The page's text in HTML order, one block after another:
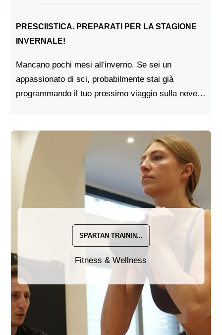
PRESCIISTICA. PREPARATI PER LA STAGIONE
INVERNALE!
Mancano pochi mesi all'inverno. Se sei un
appassionato di sci, probabilmente stai già
programmando il tuo prossimo viaggio sulla neve.
SPARTAN TRAININ...
Fitness & Wellness